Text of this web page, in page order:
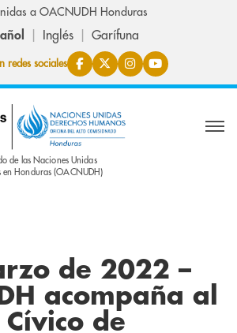
a OACNUDH Honduras
Inglés Garífuna
redes sociales
de las Naciones Unidas
en Honduras (OACNUDH)
de 2022 –
acompaña al
Cívico de